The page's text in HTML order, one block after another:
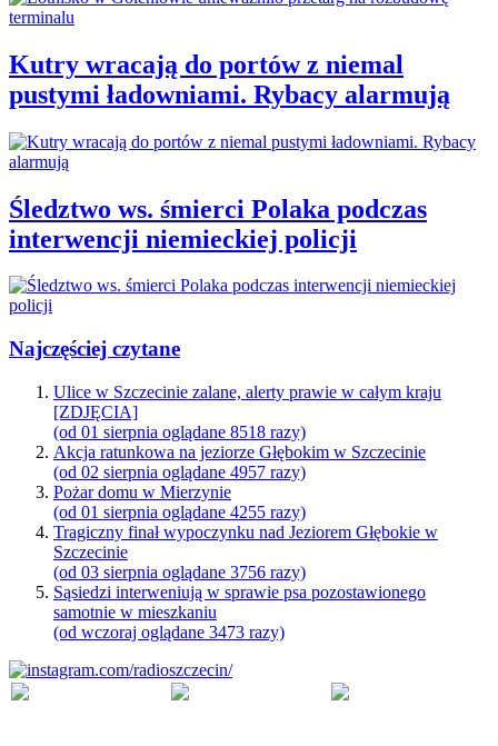
Kutry wracają do portów z niemal
pustymi ładowniami. Rybacy alarmują
Śledztwo ws. śmierci Polaka podczas
interwencji niemieckiej policji
Najczęściej czytane
Ulice w Szczecinie zalane, alerty prawie w całym kraju
[ZDJĘCIA]
(od 01 sierpnia oglądane 8518 razy)
Akcja ratunkowa na jeziorze Głębokim w Szczecinie
(od 02 sierpnia oglądane 4957 razy)
Pożar domu w Mierzynie
(od 01 sierpnia oglądane 4255 razy)
Tragiczny finał wypoczynku nad Jeziorem Głębokie w
Szczecinie
(od 03 sierpnia oglądane 3756 razy)
Sąsiedzi interweniują w sprawie psa pozostawionego
samotnie w mieszkaniu
(od wczoraj oglądane 3473 razy)